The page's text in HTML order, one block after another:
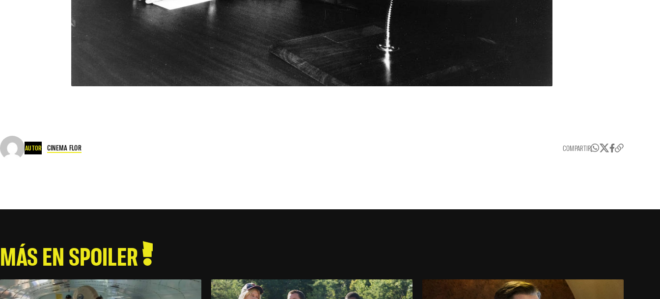
AUTOR CINEMA FLOR COMPARTIR
MÁS EN SPOILER